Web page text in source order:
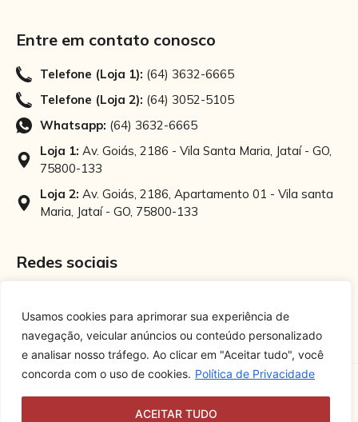
Usamos cookies para aprimorar sua experiência de
navegação, veicular anúncios ou conteúdo personalizado
e analisar nosso tráfego. Ao clicar em "Aceitar tudo", você
concorda com o uso de cookies. Política de Privacidade
ACEITAR TUDO
Entre em contato conosco
Telefone (Loja 1): (64) 3632-6665
Telefone (Loja 2): (64) 3052-5105
Whatsapp: (64) 3632-6665
Loja 1: Av. Goiás, 2186 - Vila Santa Maria, Jataí - GO,
75800-133
Loja 2: Av. Goiás, 2186, Apartamento 01 - Vila santa
Maria, Jataí - GO, 75800-133
Redes sociais
Facebook